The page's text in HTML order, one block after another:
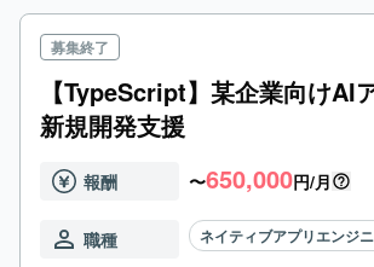
募集終了
【TypeScript】某企業向けAI
新規開発支援
報酬 〜650,000円/月
職種 ネイティブアプリエンジ